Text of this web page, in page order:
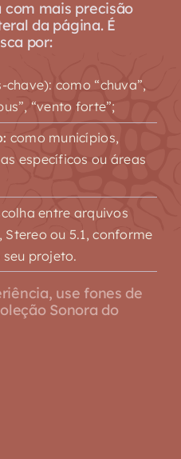
mais precisão
da página. É
por:
como “chuva”,
“vento forte”;
como municípios,
específicos ou áreas
entre arquivos
ou 5.1, conforme
projeto.
use fones de
Sonora do